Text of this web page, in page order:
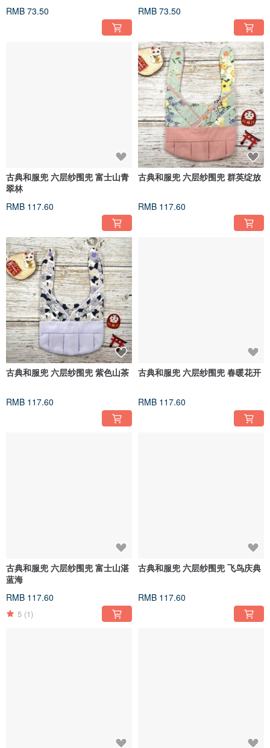
RMB 73.50
RMB 73.50
古典和服兜 六层纱围兜 富士山青
翠林
RMB 117.60
古典和服兜 六层纱围兜 群英绽放
RMB 117.60
古典和服兜 六层纱围兜 紫色山茶
RMB 117.60
古典和服兜 六层纱围兜 春暖花开
RMB 117.60
古典和服兜 六层纱围兜 富士山湛
蓝海
RMB 117.60
5 (1)
古典和服兜 六层纱围兜 飞鸟庆典
RMB 117.60